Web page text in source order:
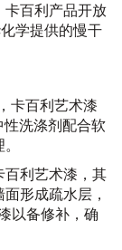
卡百利产品开放
学提供的慢干
卡百利艺术漆
洗涤剂配合软
百利艺术漆，其
形成疏水层，
以备修补，确